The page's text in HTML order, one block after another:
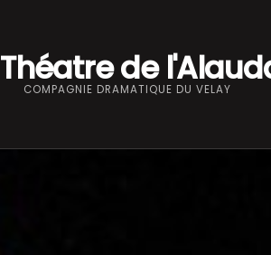
Théatre de
COMPAGNIE DRAMATIQUE DU VELAY